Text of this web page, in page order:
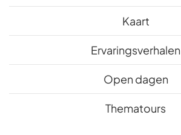
Kaart
Ervaringsverhalen
Open dagen
Thematours